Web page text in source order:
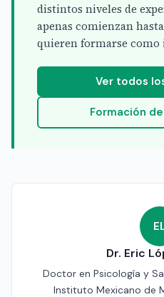
distintos niveles de
apenas comienzan
quieren formarse
Ver todos
Formación
Dr. Eric
Doctor en Psicología y
Instituto Mexicano de